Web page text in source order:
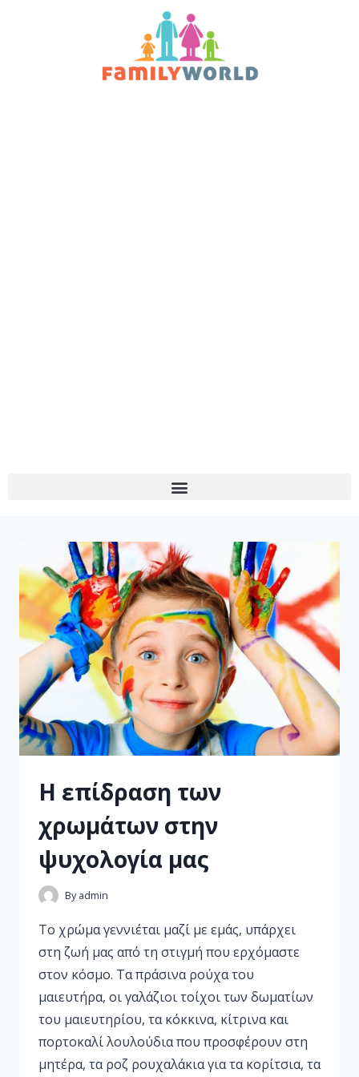
Η επίδραση των
χρωμάτων στην
ψυχολογία μας
By admin
Tο χρώμα γεννιέται μαζί με εμάς, υπάρχει
στη ζωή μας από τη στιγμή που ερχόμαστε
στον κόσμο. Tα πράσινα ρούχα του
μαιευτήρα, οι γαλάζιοι τοίχοι των δωματίων
του μαιευτηρίου, τα κόκκινα, κίτρινα και
πορτοκαλί λουλούδια που προσφέρουν στη
μητέρα, τα ροζ ρουχαλάκια για τα κορίτσια, τα